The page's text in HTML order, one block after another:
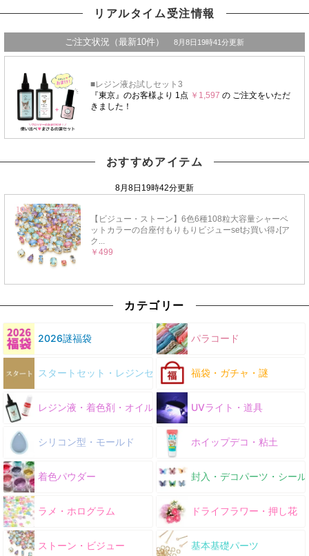
リアルタイム受注情報
おすすめアイテム
カテゴリー
2026謎福袋 パラコード
スタートセット・レジンセット 福袋・ガチャ・謎
レジン液・着色剤・オイル UVライト・道具
シリコン型・モールド ホイップデコ・粘土
着色パウダー 封入・デコパーツ・シール
ラメ・ホログラム ドライフラワー・押し花
ストーン・ビジュー 基本基礎パーツ